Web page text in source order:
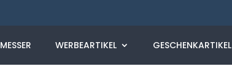
MESSER WERBEARTIKEL GESCHENKARTIKEL